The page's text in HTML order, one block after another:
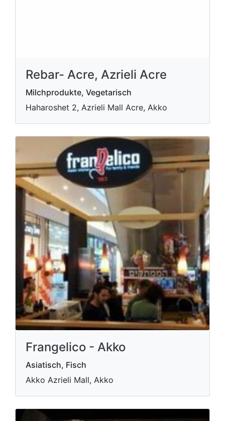
Rebar- Acre, Azrieli Acre
Milchprodukte, Vegetarisch
Haharoshet 2, Azrieli Mall Acre, Akko
Frangelico - Akko
Asiatisch, Fisch
Akko Azrieli Mall, Akko